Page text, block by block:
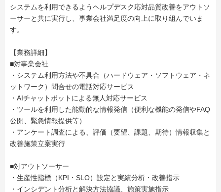
システムを利用できるようヘルプデスク応対品質改善をアウトソ
ーサーと共に実行し、事業会社満足度の向上に取り組んでいま
す。
【業務詳細】
■対事業会社
・システム利用方法や不具合（ハードウェア・ソフトウェア・ネ
ットワーク）問合せの電話対応サービス
・AIチャットボットによる無人対応サービス
・ツールを利用した能動的な情報発信（便利な機能の発信やFAQ
公開、緊急情報提供等）
・アンケート調査による、評価（要望、課題、期待）情報収集と
改善施策立案実行
■対アウトソーサー
・生産性指標（KPI・SLO）設定と実績分析・改善指示
・インシデント分析と解決方法協議、施策実施指示